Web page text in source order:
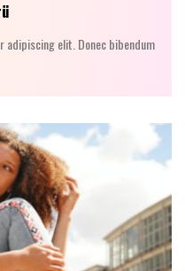
elit. Donec bibendum